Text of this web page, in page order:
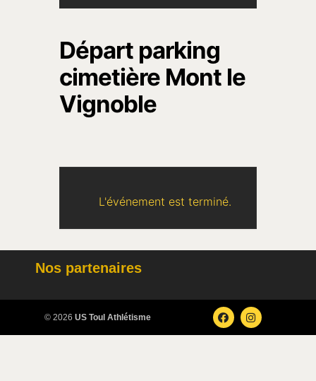
Départ parking
cimetière Mont le
Vignoble
L'événement est terminé.
Nos partenaires
© 2026 US Toul Athlétisme